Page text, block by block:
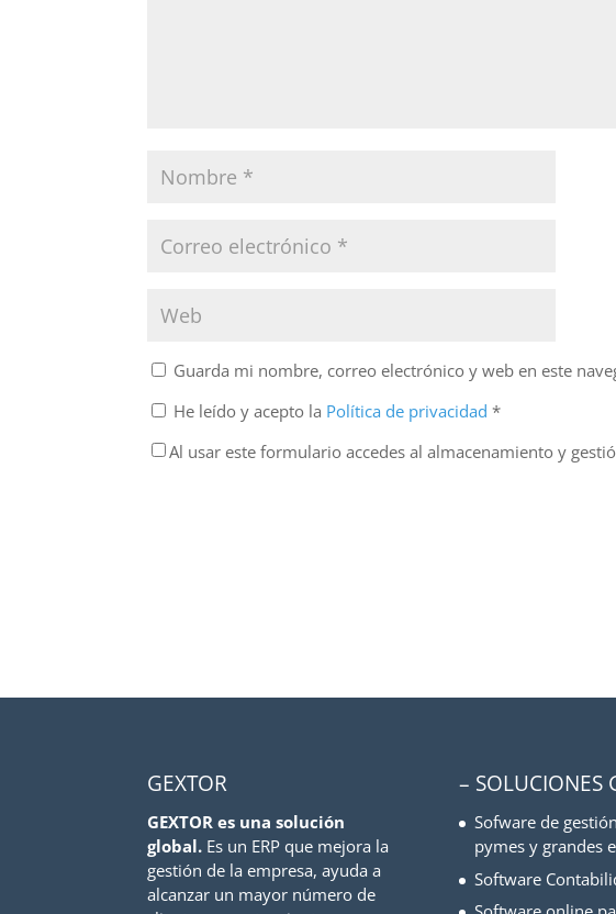
Guarda mi nombre, correo electrónico y web en este
He leído y acepto la Política de privacidad*
Al usar este formulario accedes al almacenamiento y
GEXTOR
GEXTOR es una solución
global. Es un ERP que mejora la
gestión de la empresa, ayuda a
alcanzar un mayor número de
– SOLUCIONES
Sofware de
pymes y grandes
Software